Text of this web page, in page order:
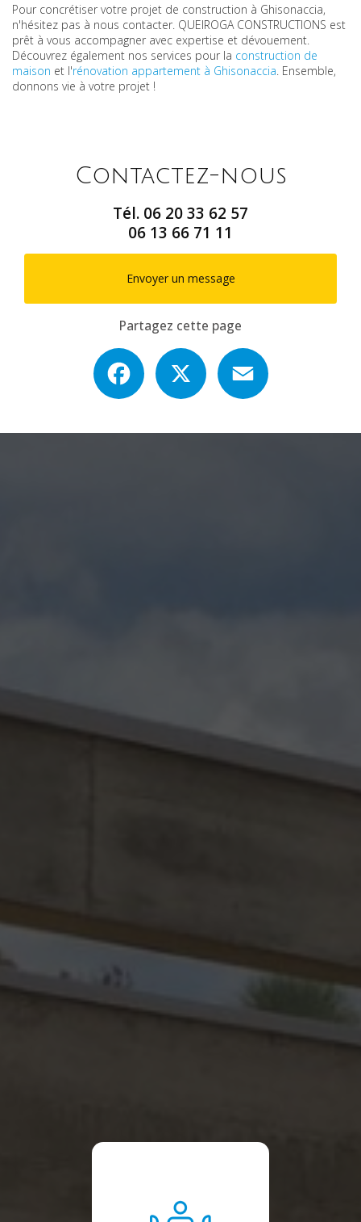
Pour concrétiser votre projet de construction à Ghisonaccia,
n'hésitez pas à nous contacter. QUEIROGA CONSTRUCTIONS est
prêt à vous accompagner avec expertise et dévouement.
Découvrez également nos services pour la construction de
maison et l'rénovation appartement à Ghisonaccia . Ensemble,
donnons vie à votre projet !
Contactez-nous
Tél. 06 20 33 62 57
06 13 66 71 11
Envoyer un message
Partagez cette page
Facebook